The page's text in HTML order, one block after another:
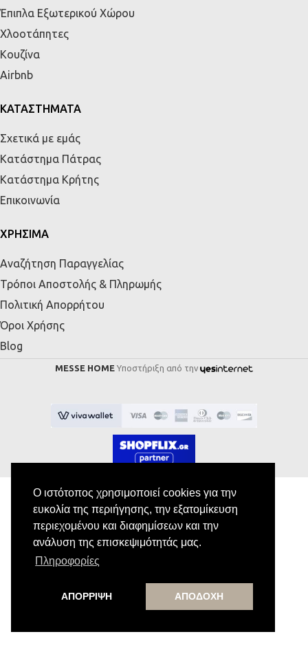
Ο ιστότοπος χρησιμοποιεί cookies για την
ευκολία της περιήγησης, την εξατομίκευση
περιεχομένου και διαφημίσεων και την
ανάλυση της επισκεψιμότητάς μας.
Πληροφορίες
ΑΠΟΡΡΙΨΗ ΑΠΟΔΟΧΗ
Έπιπλα Εξωτερικού Χώρου
Χλοοτάπητες
Κουζίνα
Airbnb
ΚΑΤΑΣΤΗΜΑΤΑ
Σχετικά με εμάς
Κατάστημα Πάτρας
Κατάστημα Κρήτης
Επικοινωνία
ΧΡΗΣΙΜΑ
Αναζήτηση Παραγγελίας
Τρόποι Αποστολής & Πληρωμής
Πολιτική Απορρήτου
Όροι Χρήσης
Blog
MESSE HOME Υποστήριξη από την
Εγγραφή στο Newsletter
Κάνε εγγραφή στο newsletter μας για να
λαμβάνεις αποκλειστικές προσφορές.